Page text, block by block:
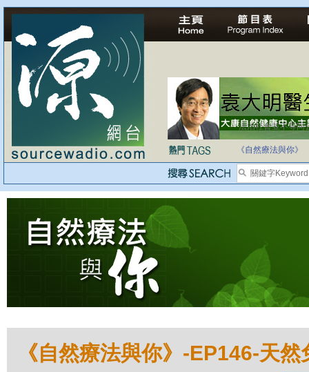
法治社會並不等同
《自然療法與你》
《自然療法與你》-EP146-天然